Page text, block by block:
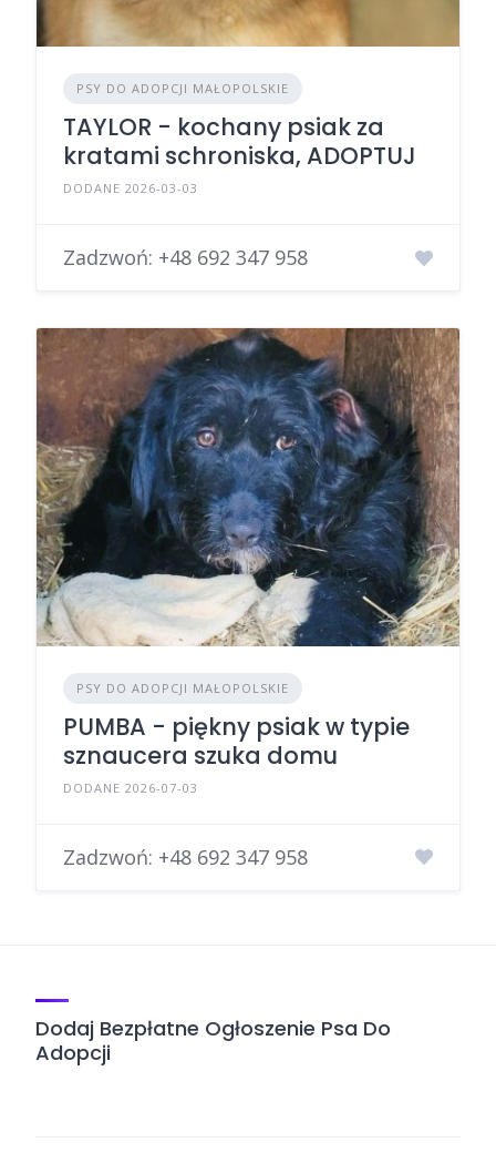
PSY DO ADOPCJI MAŁOPOLSKIE
TAYLOR - kochany psiak za
kratami schroniska, ADOPTUJ
DODANE 2026-03-03
Zadzwoń: +48 692 347 958
PSY DO ADOPCJI MAŁOPOLSKIE
PUMBA - piękny psiak w typie
sznaucera szuka domu
DODANE 2026-07-03
Zadzwoń: +48 692 347 958
Dodaj Bezpłatne Ogłoszenie Psa Do
Adopcji